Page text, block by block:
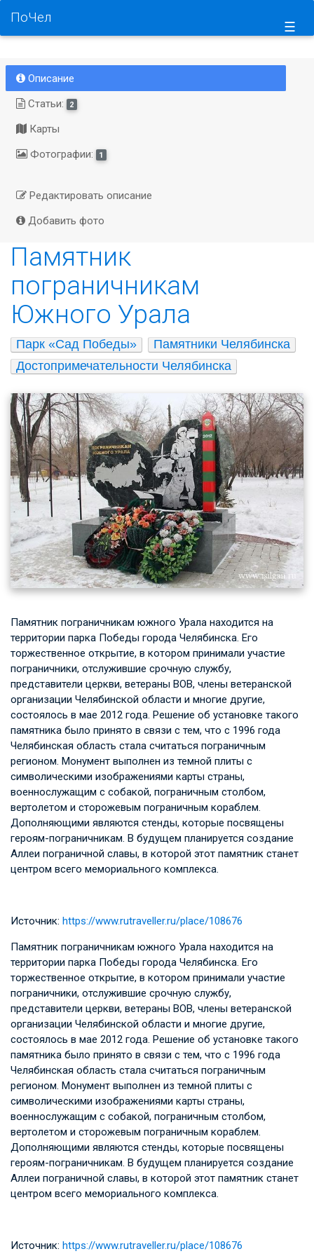
☰
ПоЧел
Описание
Статьи:
2
Карты
Фотографии:
1
Редактировать описание
Добавить фото
Памятник
пограничникам
Южного Урала
Парк «Сад Победы»
Памятники Челябинска
Достопримечательности Челябинска
Памятник пограничникам южного Урала находится на
территории парка Победы города Челябинска. Его
торжественное открытие, в котором принимали участие
пограничники, отслужившие срочную службу,
представители церкви, ветераны ВОВ, члены ветеранской
организации Челябинской области и многие другие,
состоялось в мае 2012 года. Решение об установке такого
памятника было принято в связи с тем, что с 1996 года
Челябинская область стала считаться пограничным
регионом. Монумент выполнен из темной плиты с
символическими изображениями карты страны,
военнослужащим с собакой, пограничным столбом,
вертолетом и сторожевым пограничным кораблем.
Дополняющими являются стенды, которые посвящены
героям-пограничникам. В будущем планируется создание
Аллеи пограничной славы, в которой этот памятник станет
центром всего мемориального комплекса.
Источник: https://www.rutraveller.ru/place/108676
Памятник пограничникам южного Урала находится на
территории парка Победы города Челябинска. Его
торжественное открытие, в котором принимали участие
пограничники, отслужившие срочную службу,
представители церкви, ветераны ВОВ, члены ветеранской
организации Челябинской области и многие другие,
состоялось в мае 2012 года. Решение об установке такого
памятника было принято в связи с тем, что с 1996 года
Челябинская область стала считаться пограничным
регионом. Монумент выполнен из темной плиты с
символическими изображениями карты страны,
военнослужащим с собакой, пограничным столбом,
вертолетом и сторожевым пограничным кораблем.
Дополняющими являются стенды, которые посвящены
героям-пограничникам. В будущем планируется создание
Аллеи пограничной славы, в которой этот памятник станет
центром всего мемориального комплекса.
Источник: https://www.rutraveller.ru/place/108676